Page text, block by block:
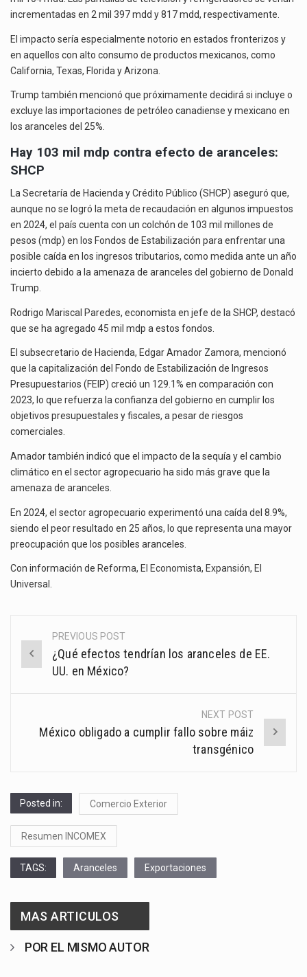
incrementadas en 2 mil 397 mdd y 817 mdd, respectivamente.
El impacto sería especialmente notorio en estados fronterizos y
en aquellos con alto consumo de productos mexicanos, como
California, Texas, Florida y Arizona.
Trump también mencionó que próximamente decidirá si incluye o
excluye las importaciones de petróleo canadiense y mexicano en
los aranceles del 25%.
Hay 103 mil mdp contra efecto de aranceles:
SHCP
La Secretaría de Hacienda y Crédito Público (SHCP) aseguró que,
aunque no se logró la meta de recaudación en algunos impuestos
en 2024, el país cuenta con un colchón de 103 mil millones de
pesos (mdp) en los Fondos de Estabilización para enfrentar una
posible caída en los ingresos tributarios, como medida ante un año
incierto debido a la amenaza de aranceles del gobierno de Donald
Trump.
Rodrigo Mariscal Paredes, economista en jefe de la SHCP, destacó
que se ha agregado 45 mil mdp a estos fondos.
El subsecretario de Hacienda, Edgar Amador Zamora, mencionó
que la capitalización del Fondo de Estabilización de Ingresos
Presupuestarios (FEIP) creció un 129.1% en comparación con
2023, lo que refuerza la confianza del gobierno en cumplir los
objetivos presupuestales y fiscales, a pesar de riesgos
comerciales.
Amador también indicó que el impacto de la sequía y el cambio
climático en el sector agropecuario ha sido más grave que la
amenaza de aranceles.
En 2024, el sector agropecuario experimentó una caída del 8.9%,
siendo el peor resultado en 25 años, lo que representa una mayor
preocupación que los posibles aranceles.
Con información de Reforma, El Economista, Expansión, El
Universal
Post
navigation
PREVIOUS POST
¿Qué efectos tendrían los aranceles de EE.
UU. en México?
NEXT POST
México obligado a cumplir fallo sobre máiz
transgénico
Posted in: Comercio Exterior
Resumen INCOMEX
TAGS: Aranceles Exportaciones
MAS ARTICULOS
POR EL MISMO AUTOR